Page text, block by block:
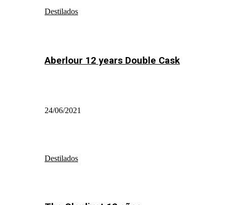
Destilados
Aberlour 12 years Double Cask
24/06/2021
Destilados